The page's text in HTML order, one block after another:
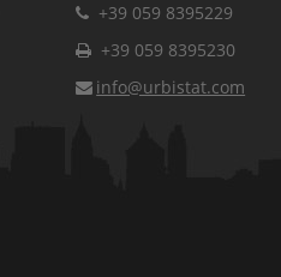
+39 059 8395229
+39 059 8395230
info@urbistat.com